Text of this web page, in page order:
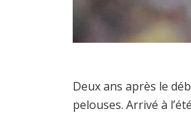
Deux ans après le
pelouses. Arrivé à